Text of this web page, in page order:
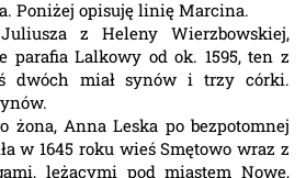
Poniżej opisuję linię Marcina.
z Heleny Wierzbowskiej,
parafia Lalkowy od ok. 1595, ten z
dwóch miał synów i trzy córki.
żona, Anna Leska po bezpotomnej
w 1645 roku wieś Smętowo wraz z
leżącymi pod miastem Nowe,